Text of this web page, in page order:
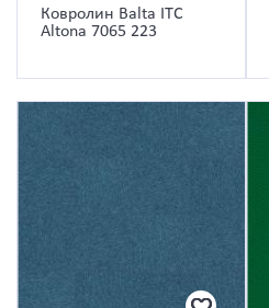
Ковролин Balta ITC
Altona 7065 223